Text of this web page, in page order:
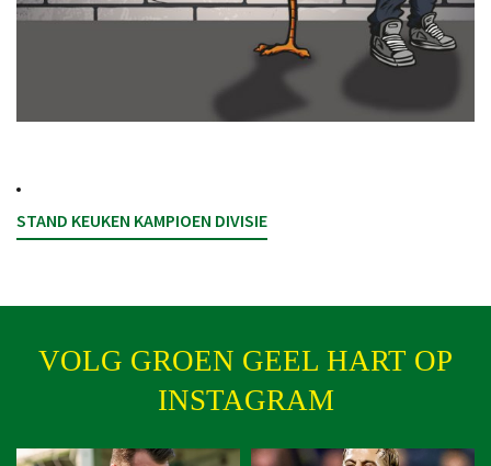
STAND KEUKEN KAMPIOEN DIVISIE
VOLG GROEN GEEL HART OP
INSTAGRAM